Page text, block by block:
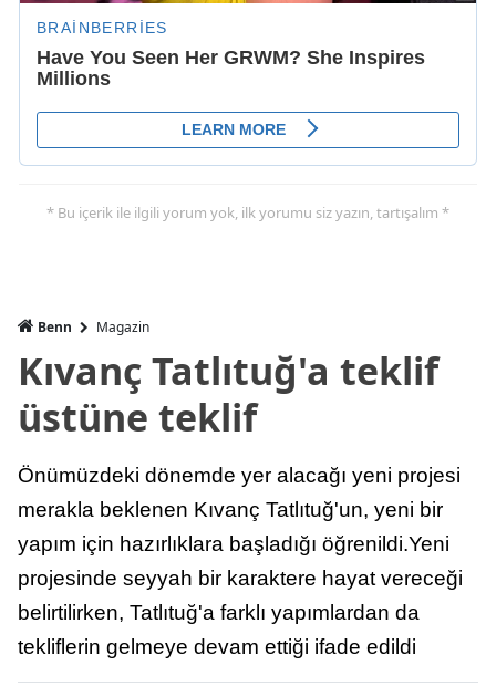
* Bu içerik ile ilgili yorum yok, ilk yorumu siz yazın, tartışalım *
Benn Magazin
Kıvanç Tatlıtuğ'a teklif
üstüne teklif
Önümüzdeki dönemde yer alacağı yeni projesi
merakla beklenen Kıvanç Tatlıtuğ'un, yeni bir
yapım için hazırlıklara başladığı öğrenildi.Yeni
projesinde seyyah bir karaktere hayat vereceği
belirtilirken, Tatlıtuğ'a farklı yapımlardan da
tekliflerin gelmeye devam ettiği ifade edildi